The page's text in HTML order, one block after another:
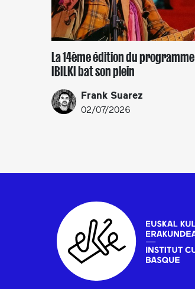
La 14ème édition du programme
IBILKI bat son plein
Frank Suarez
02/07/2026